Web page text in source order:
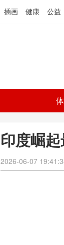
插画 健康 公益
印度崛
2026-06-07